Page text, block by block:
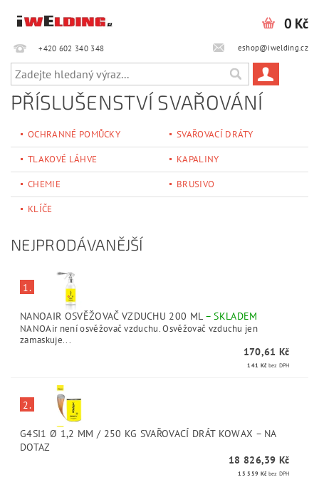
+420 602 340 348‎‎ eshop@iwelding.cz
0 Kč
PŘÍSLUŠENSTVÍ SVAŘOVÁNÍ
OCHRANNÉ POMŮCKY SVAŘOVACÍ DRÁTY
TLAKOVÉ LÁHVE KAPALINY
CHEMIE BRUSIVO
KLÍČE
NEJPRODÁVANĚJŠÍ
1.
NANOAIR OSVĚŽOVAČ VZDUCHU 200 ML –SKLADEM
NANOAir není osvěžovač vzduchu. Osvěžovač vzduchu jen
zamaskuje...
170,61 Kč
141 Kč bez DPH
2.
G4SI1 Ø 1,2 MM / 250 KG SVAŘOVACÍ DRÁT KOWAX – NA
DOTAZ
18 826,39 Kč
15 559 Kč bez DPH